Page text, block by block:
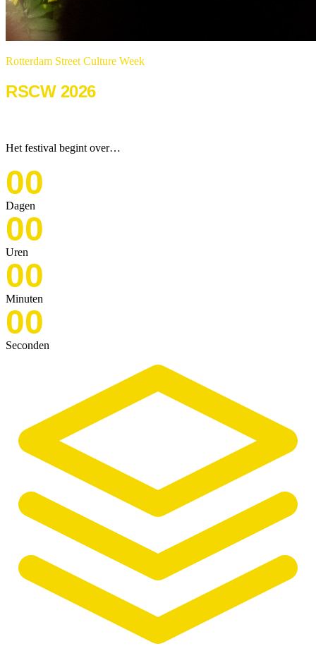
Rotterdam Street Culture Week
RSCW 2026
Het festival begint over…
00
Dagen
00
Uren
00
Minuten
00
Seconden